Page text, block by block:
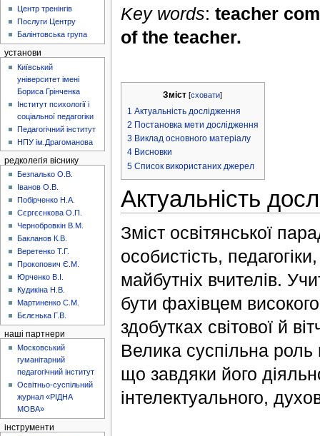
Key words: teacher
of the teacher.
Зміст [сховати]
1 Актуальність дослідження
2 Постановка мети дослідження
3 Виклад основного матеріалу
4 Висновки
5 Список використаних джерел
Актуальність
Зміст освітянської
особистість,
майбутніх вчителів.
бути фахівцем
здобутках світової й
Велика суспільна
що завдяки його
інтелектуального,
Центр тренінгів
Послуги Центру
Балінтовська група
установи
Київський
університет імені
Бориса Грінченка
Інститут психології і
соціальної педагогіки
Педагогічний інститут
НПУ ім.Драгоманова
редколегія віснику
Безпалько О.В.
Іванов О.В.
Побірченко Н.А.
Сєргєєнкова О.П.
Чернобровкін В.М.
Бакланов К.В.
Веретенко Т.Г.
Прокопович Є.М.
Юрченко В.І.
Кудикіна Н.В.
Мартиненко С.М.
Бєлєнька Г.В.
наші партнери
Московський
гуманітарний
педагогічний інститут
Освітньо-суспільний
журнал «РІДНА
МОВА»
інструменти